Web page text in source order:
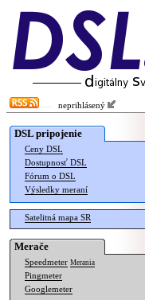
neprihlásený
DSL pripojenie
Ceny DSL
Dostupnosť DSL
Fórum o DSL
Výsledky meraní
Satelitná mapa SR
Merače
Speedmeter Merania
Pingmeter
Googlemeter